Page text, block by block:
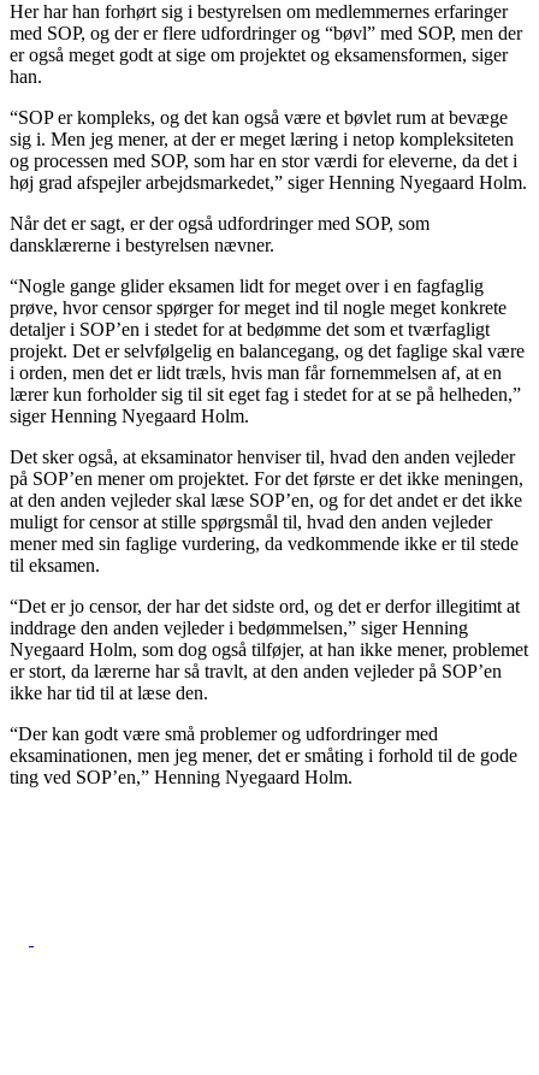
Her har han forhørt sig i bestyrelsen om medlemmernes erfaringer
med SOP, og der er flere udfordringer og “bøvl” med SOP, men der
er også meget godt at sige om projektet og eksamensformen, siger
han.
“SOP er kompleks, og det kan også være et bøvlet rum at bevæge
sig i. Men jeg mener, at der er meget læring i netop kompleksiteten
og processen med SOP, som har en stor værdi for eleverne, da det i
høj grad afspejler arbejdsmarkedet,” siger Henning Nyegaard Holm.
Når det er sagt, er der også udfordringer med SOP, som
dansklærerne i bestyrelsen nævner.
“Nogle gange glider eksamen lidt for meget over i en fagfaglig
prøve, hvor censor spørger for meget ind til nogle meget konkrete
detaljer i SOP’en i stedet for at bedømme det som et tværfagligt
projekt. Det er selvfølgelig en balancegang, og det faglige skal være
i orden, men det er lidt træls, hvis man får fornemmelsen af, at en
lærer kun forholder sig til sit eget fag i stedet for at se på helheden,”
siger Henning Nyegaard Holm.
Det sker også, at eksaminator henviser til, hvad den anden vejleder
på SOP’en mener om projektet. For det første er det ikke meningen,
at den anden vejleder skal læse SOP’en, og for det andet er det ikke
muligt for censor at stille spørgsmål til, hvad den anden vejleder
mener med sin faglige vurdering, da vedkommende ikke er til stede
til eksamen.
“Det er jo censor, der har det sidste ord, og det er derfor illegitimt at
inddrage den anden vejleder i bedømmelsen,” siger Henning
Nyegaard Holm, som dog også tilføjer, at han ikke mener, problemet
er stort, da lærerne har så travlt, at den anden vejleder på SOP’en
ikke har tid til at læse den.
“Der kan godt være små problemer og udfordringer med
eksaminationen, men jeg mener, det er småting i forhold til de gode
ting ved SOP’en,” Henning Nyegaard Holm.